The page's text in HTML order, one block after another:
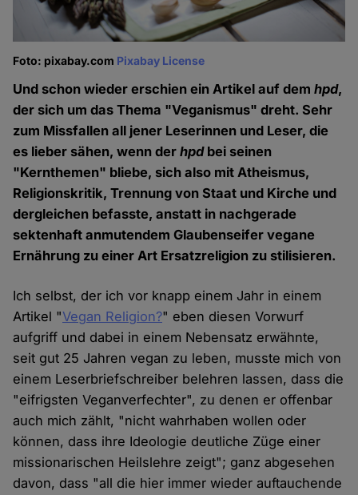
Foto: pixabay.com Pixabay License
Und schon wieder erschien ein Artikel auf demhpd,
der sich um das Thema "Veganismus" dreht. Sehr
zum Missfallen all jener Leserinnen und Leser, die
es lieber sähen, wenn derhpdbei seinen
"Kernthemen" bliebe, sich also mit Atheismus,
Religionskritik, Trennung von Staat und Kirche und
dergleichen befasste, anstatt in nachgerade
sektenhaft anmutendem Glaubenseifer vegane
Ernährung zu einer Art Ersatzreligion zu stilisieren.
Ich selbst, der ich vor knapp einem Jahr in einem
Artikel "Vegan Religion?" eben diesen Vorwurf
aufgriff und dabei in einem Nebensatz erwähnte,
seit gut 25 Jahren vegan zu leben, musste mich von
einem Leserbriefschreiber belehren lassen, dass die
"eifrigsten Veganverfechter", zu denen er offenbar
auch mich zählt, "nicht wahrhaben wollen oder
können, dass ihre Ideologie deutliche Züge einer
missionarischen Heilslehre zeigt"; ganz abgesehen
davon, dass "all die hier immer wieder auftauchende